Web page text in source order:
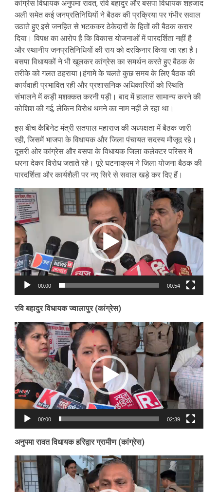
कांग्रेस विधायक अनुपमा रावत, रवि बहादुर और बसपा विधायक शहजाद
अली समेत कई जनप्रतिनिधियों ने बैठक की प्रक्रिया पर गंभीर सवाल
उठाते हुए इसे जनहित से भटककर ठेकेदारों के हितों की बैठक करार
दिया। विपक्ष का आरोप है कि विकास योजनाओं में पारदर्शिता नहीं है
और स्थानीय जनप्रतिनिधियों की राय को दरकिनार किया जा रहा है।
बसपा विधायकों ने भी खुलकर कांग्रेस का समर्थन करते हुए बैठक के
तरीके को गलत ठहराया।हंगामे के चलते कुछ समय के लिए बैठक की
कार्यवाही प्रभावित रही और प्रशासनिक अधिकारियों को स्थिति
संभालने में कड़ी मशक्कत करनी पड़ी। बाद में हालात सामान्य करने की
कोशिश की गई, लेकिन विरोध थमने का नाम नहीं ले रहा था।
इस बीच कैबिनेट मंत्री सतपाल महाराज की अध्यक्षता में बैठक जारी
रही, जिसमें भाजपा के विधायक और जिला पंचायत सदस्य मौजूद रहे।
दूसरी ओर कांग्रेस और बसपा के विधायक जिला कलेक्टर परिसर में
धरना देकर विरोध जताते रहे। पूरे घटनाक्रम ने जिला योजना बैठक की
पारदर्शिता और कार्यशैली पर नए सिरे से सवाल खड़े कर दिए हैं।
Video
Player
00:00 00:54
रवि बहादुर विधायक ज्वालापुर (कांग्रेस)
Video
Player
00:00 02:39
अनुपमा रावत विधायक हरिद्वार ग्रामीण (कांग्रेस)
Video
Player